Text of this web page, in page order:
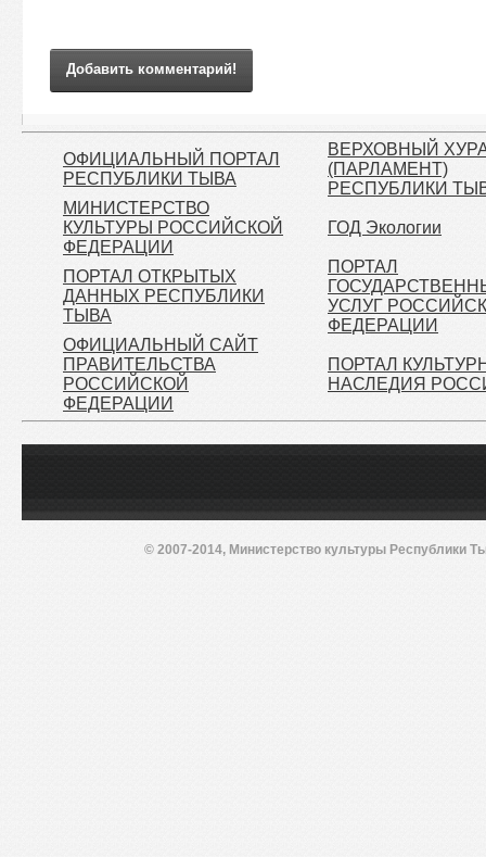
Добавить комментарий!
ОФИЦИАЛЬНЫЙ ПОРТАЛ
РЕСПУБЛИКИ ТЫВА
ВЕРХОВНЫЙ
(ПАРЛАМЕНТ)
РЕСПУБЛИКИ
МИНИСТЕРСТВО
КУЛЬТУРЫ РОССИЙСКОЙ
ФЕДЕРАЦИИ
ГОД Экологии
ПОРТАЛ ОТКРЫТЫХ
ДАННЫХ РЕСПУБЛИКИ
ТЫВА
ПОРТАЛ
УСЛУГ
ФЕДЕРАЦИИ
ОФИЦИАЛЬНЫЙ САЙТ
ПРАВИТЕЛЬСТВА
РОССИЙСКОЙ
ФЕДЕРАЦИИ
ПОРТАЛ
НАСЛЕДИЯ
© 2007-2014, Министерство культуры Республики